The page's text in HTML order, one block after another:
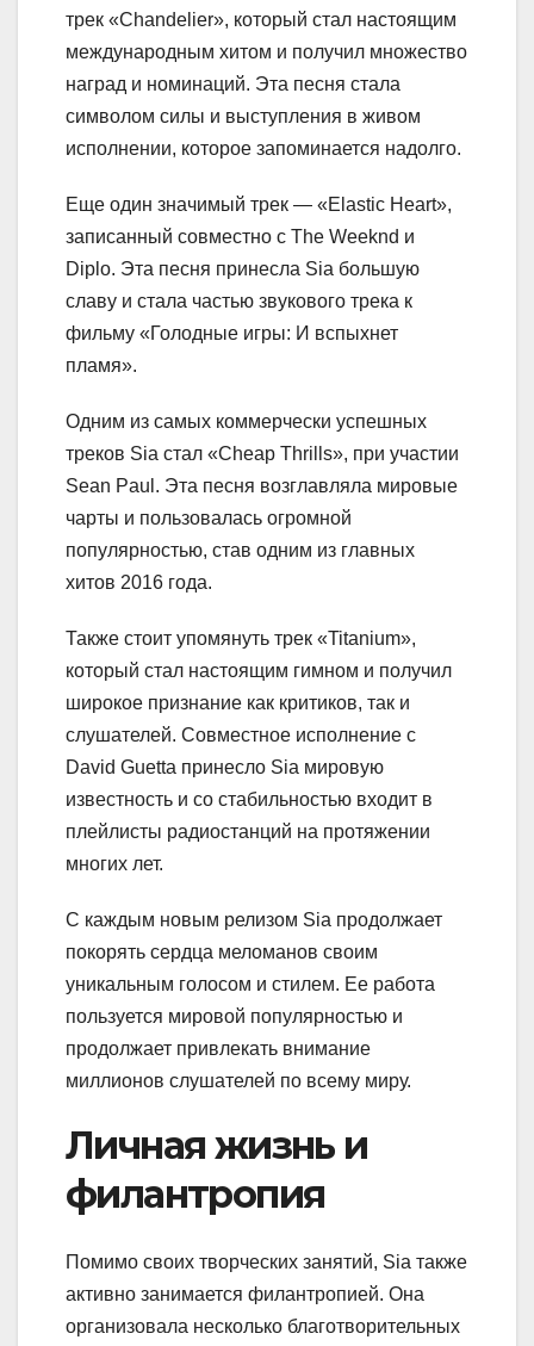
трек «Chandelier», который стал настоящим
международным хитом и получил множество
наград и номинаций. Эта песня стала
символом силы и выступления в живом
исполнении, которое запоминается надолго.
Еще один значимый трек — «Elastic Heart»,
записанный совместно с The Weeknd и
Diplo. Эта песня принесла Sia большую
славу и стала частью звукового трека к
фильму «Голодные игры: И вспыхнет
пламя».
Одним из самых коммерчески успешных
треков Sia стал «Cheap Thrills», при участии
Sean Paul. Эта песня возглавляла мировые
чарты и пользовалась огромной
популярностью, став одним из главных
хитов 2016 года.
Также стоит упомянуть трек «Titanium»,
который стал настоящим гимном и получил
широкое признание как критиков, так и
слушателей. Совместное исполнение с
David Guetta принесло Sia мировую
известность и со стабильностью входит в
плейлисты радиостанций на протяжении
многих лет.
С каждым новым релизом Sia продолжает
покорять сердца меломанов своим
уникальным голосом и стилем. Ее работа
пользуется мировой популярностью и
продолжает привлекать внимание
миллионов слушателей по всему миру.
Личная жизнь и
филантропия
Помимо своих творческих занятий, Sia также
активно занимается филантропией. Она
организовала несколько благотворительных